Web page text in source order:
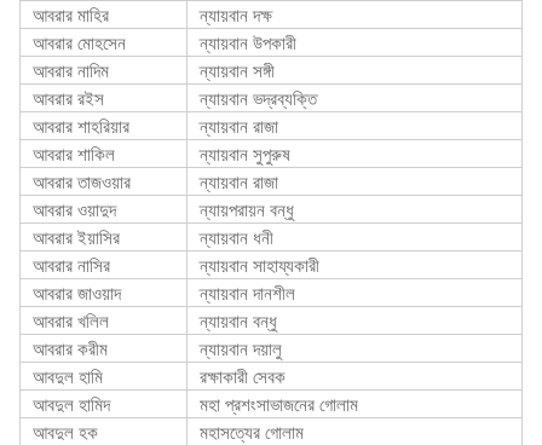
আবরার মাহির
ন্যায়বান দক্ষ
আবরার মোহসেন
ন্যায়বান উপকারী
আবরার নাদিম
ন্যায়বান সঙ্গী
আবরার রইস
ন্যায়বান ভদ্রব্যক্তি
আবরার শাহরিয়ার
ন্যায়বান রাজা
আবরার শাকিল
ন্যায়বান সুপুরুষ
আবরার তাজওয়ার
ন্যায়বান রাজা
আবরার ওয়াদুদ
ন্যায়পরায়ন বন্ধু
আবরার ইয়াসির
ন্যায়বান ধনী
আবরার নাসির
ন্যায়বান সাহায্যকারী
আবরার জাওয়াদ
ন্যায়বান দানশীল
আবরার খলিল
ন্যায়বান বন্ধু
আবরার করীম
ন্যায়বান দয়ালু
আবদুল হামি
রক্ষাকারী সেবক
আবদুল হামিদ
মহা প্রশংসাভাজনের গোলাম
আবদুল হক
মহাসত্যের গোলাম